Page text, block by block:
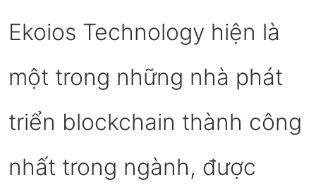
Ekoios Technology hiện là
một trong những nhà phát
triển blockchain thành công
nhất trong ngành, được